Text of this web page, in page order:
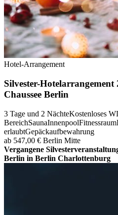
Hotel-Arrangement
Silvester-
Chaussee Berlin
3 Tage und 2 NächteKostenloses
BereichSaunaInnenpoolFitnessraum
erlaubtGepäckaufbewahrung
ab 547,00 € Berlin Mitte
Vergangene
Berlin in Berlin Charlottenburg